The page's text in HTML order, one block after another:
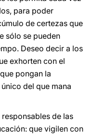
para poder
de certezas que
sólo se pueden
Deseo decir a los
exhorten con el
pongan la
del que mana
de las
que vigilen con